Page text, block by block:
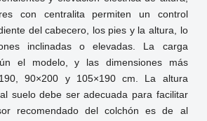
con centralita permiten un control
del cabecero, los pies y la altura, lo
inclinadas o elevadas. La carga
el modelo, y las dimensiones más
90×200 y 105×190 cm. La altura
suelo debe ser adecuada para facilitar
recomendado del colchón es de al